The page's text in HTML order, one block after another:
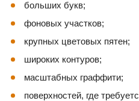
больших букв;
фоновых участков;
крупных цветовых пятен;
широких контуров;
масштабных граффити;
поверхностей, где